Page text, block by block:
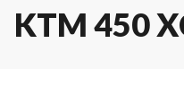
KTM 450